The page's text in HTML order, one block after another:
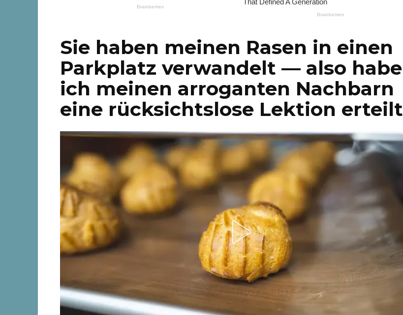
Sie haben meinen Rasen in einen
Parkplatz verwandelt — also habe
ich meinen arroganten Nachbarn
eine rücksichtslose Lektion erteilt